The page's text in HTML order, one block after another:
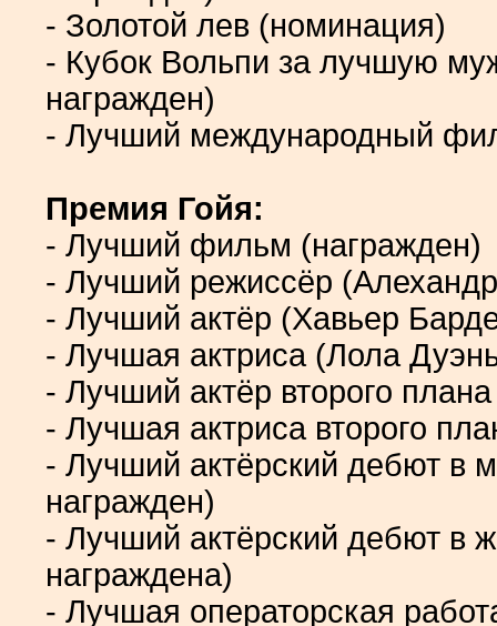
- Золотой лев (номинация)
- Кубок Вольпи за лучшую
награжден)
- Лучший международный
Премия Гойя:
- Лучший фильм (награжден)
- Лучший режиссёр
- Лучший актёр (Хавьер
- Лучшая актриса (Лола
- Лучший актёр второго
- Лучшая актриса второго
- Лучший актёрский дебют в
награжден)
- Лучший актёрский дебют в
награждена)
- Лучшая операторская